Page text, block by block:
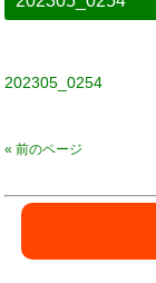
202305_0254
« 前のページ